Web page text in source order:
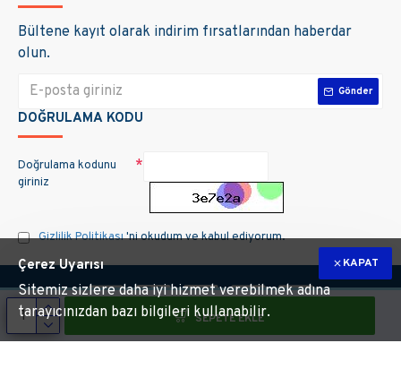
SEPETE EKLE
Bültene kayıt olarak indirim fırsatlarından haberdar
olun.
Gönder
DOĞRULAMA KODU
Doğrulama kodunu
giriniz
Gizlilik Politikası'ni okudum ve kabul ediyorum.
hakları saklıdır. Site üzerinde kullanılan markalara ait tüm materyallerin telif
KAPAT
Çerez Uyarısı
Sitemiz sizlere daha iyi hizmet verebilmek adına
tarayıcınızdan bazı bilgileri kullanabilir.